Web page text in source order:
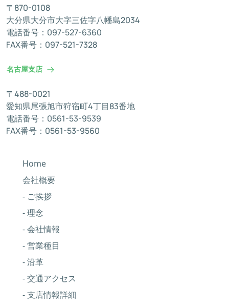
〒870-0108
大分県大分市大字三佐字八幡島2034
電話番号：097-527-6360
FAX番号：097-521-7328
名古屋支店
〒488-0021
愛知県尾張旭市狩宿町4丁目83番地
電話番号：0561-53-9539
FAX番号：0561-53-9560
Home
会社概要
- ご挨拶
- 理念
- 会社情報
- 営業種目
- 沿革
- 交通アクセス
- 支店情報詳細